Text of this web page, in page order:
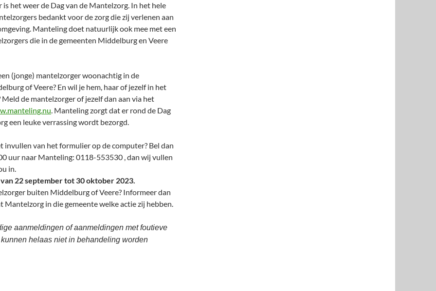
het weer de Dag van de Mantelzorg. In het hele
bedankt voor de zorg die zij verlenen aan
Manteling doet natuurlijk ook mee met een
die in de gemeenten Middelburg en Veere
(jonge) mantelzorger woonachtig in de
of Veere? En wil je hem, haar of jezelf in het
de mantelzorger of jezelf dan aan via het
. Manteling zorgt dat er rond de Dag
een leuke verrassing wordt bezorgd.
invullen van het formulier op de computer? Bel dan
uur naar Manteling: 0118-553530 , dan wij vullen
in.
22 september tot 30 oktober 2023.
buiten Middelburg of Veere? Informeer dan
Mantelzorg in die gemeente welke actie zij hebben.
aanmeldingen of aanmeldingen met foutieve
helaas niet in behandeling worden